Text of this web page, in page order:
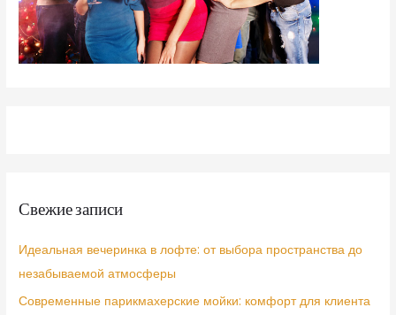
Свежие записи
Идеальная вечеринка в лофте: от выбора пространства до
незабываемой атмосферы
Современные парикмахерские мойки: комфорт для клиента